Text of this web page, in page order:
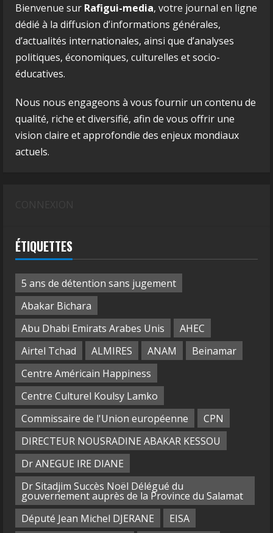
Bienvenue sur Rafigui-media, votre journal en ligne
dédié à la diffusion d’informations générales,
d’actualités internationales, ainsi que d’analyses
politiques, économiques, culturelles et socio-
éducatives.
Nous nous engageons à vous fournir un contenu de
qualité, riche et diversifié, afin de vous offrir une
vision claire et approfondie des enjeux mondiaux
actuels.
ÉTIQUETTES
5 ans de détention sans jugement
Abakar Bichara
Abu Dhabi Emirats Arabes Unis
AHEC
Airtel Tchad
ALMIRES ANAM
Beinamar
Centre Américain Happiness
Centre Culturel Koulsy Lamko
Commissaire de l'Union européenne
CPN
DIRECTEUR NOUSRADINE ABAKAR KESSOU
Dr ANEGUE IRE DIANE
Dr Sitadjim Succès Noël Délégué du
gouvernement auprès de la Province du Salamat
Député Jean Michel DJERANE
EISA